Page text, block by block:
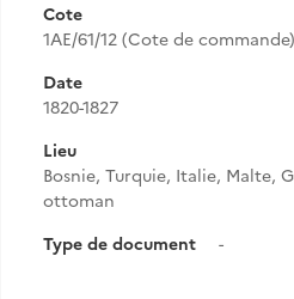
Cote
1AE/61/12 (Cote de commande)
Date
1820-1827
Lieu
Bosnie, Turquie, Italie, Malte,
ottoman
Type de document
-